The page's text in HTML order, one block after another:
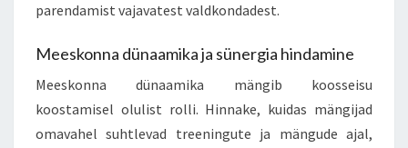
parendamist vajavatest valdkondadest.
Meeskonna dünaamika ja sünergia hindamine
Meeskonna dünaamika mängib koosseisu
koostamisel olulist rolli. Hinnake, kuidas mängijad
omavahel suhtlevad treeningute ja mängude ajal,